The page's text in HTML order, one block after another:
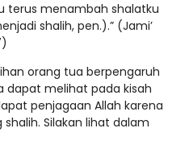
terus menambah shalatku
shalih, pen.).” (Jami’
orang tua berpengaruh
dapat melihat pada kisah
penjagaan Allah karena
Silakan lihat dalam